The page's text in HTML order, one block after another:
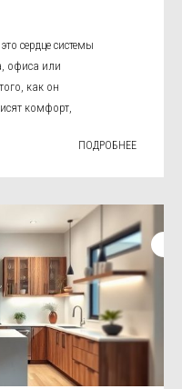
сердце системы
офиса или
как он
комфорт,
ПОДРОБНЕЕ